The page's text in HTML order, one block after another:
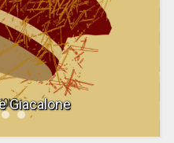
Giacalone